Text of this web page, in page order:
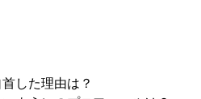
した理由は？